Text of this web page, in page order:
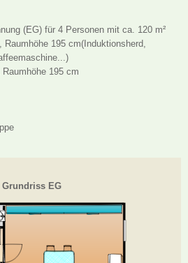
(EG) für 4 Personen mit ca. 120 m²
195 cm(Induktionsherd,
195 cm
Grundriss EG